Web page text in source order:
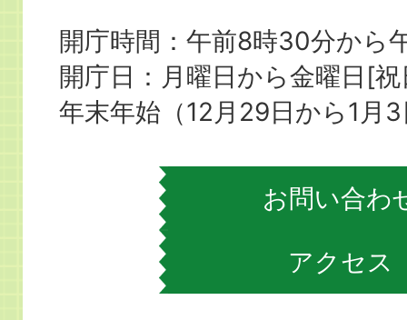
町
役
場
開庁時間：午前8時30分から
開庁日：月曜日から金曜日[
年末年始（12月29日から1月
お問い合わ
アクセス